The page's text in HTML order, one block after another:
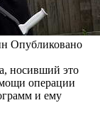
Опубликовано
носивший это
операции
и ему